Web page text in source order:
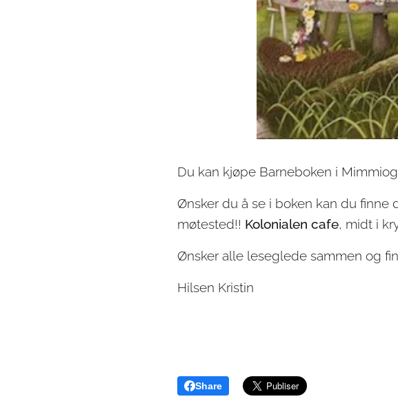
Du kan kjøpe Barneboken i
Ønsker du å se i boken kan du finne
møtested!! Kolonialen cafe, midt i
Ønsker alle leseglede sammen og
Hilsen Kristin
Share